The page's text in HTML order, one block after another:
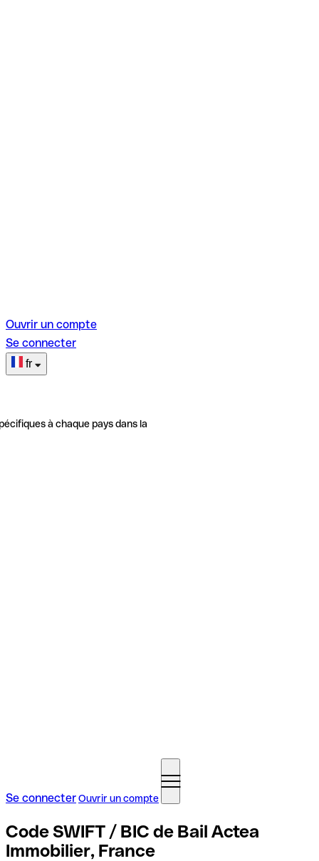
Ouvrir un compte
Se connecter
fr
à chaque pays dans la
Se connecterOuvrir un compte
Code SWIFT / BIC de Bail Actea
Immobilier, France